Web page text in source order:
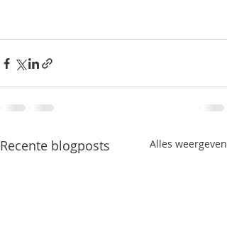
Recente blogposts Alles weergeven